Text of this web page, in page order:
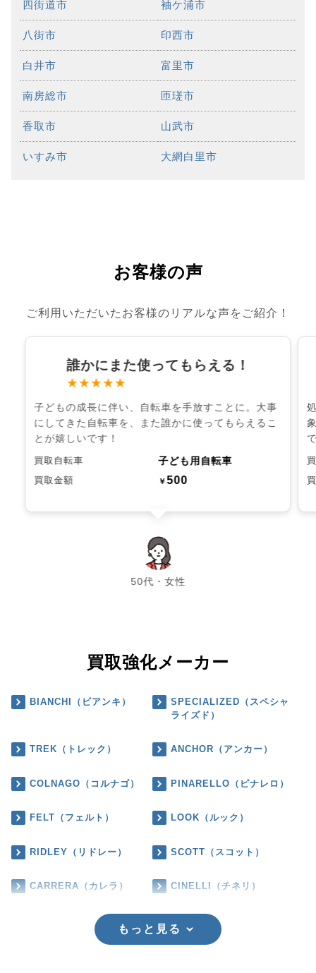
四街道市 袖ケ浦市
八街市 印西市
白井市 富里市
南房総市 匝瑳市
香取市 山武市
いすみ市 大網白里市
お客様の声
ご利用いただいたお客様のリアルな声をご紹介！
誰かにまた使ってもらえる！
★★★★★
子どもの成長に伴い、自転車を手放すことに。大事
にしてきた自転車を、また誰かに使ってもらえるこ
とが嬉しいです！
買取自転車 子ども用自転車
買取金額 ￥500
50代・女性
chevron_left chevron_right
買取強化メーカー
BIANCHI（ビアンキ）
SPECIALIZED（スペシャ
ライズド）
TREK（トレック） ANCHOR（アンカー）
COLNAGO（コルナゴ） PINARELLO（ピナレロ）
FELT（フェルト） LOOK（ルック）
RIDLEY（リドレー） SCOTT（スコット）
CARRERA（カレラ） CINELLI（チネリ）
もっと見る